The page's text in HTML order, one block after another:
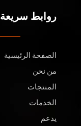
روابط سريعة
الصفحة الرئيسية
من نحن
المنتجات
الخدمات
يدعم